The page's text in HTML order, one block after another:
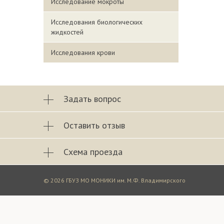
Исследования биологических
жидкостей
Исследования крови
Задать вопрос
Оставить отзыв
Схема проезда
© 2026 ГБУЗ МО МОНИКИ им. М.Ф. Владимирского